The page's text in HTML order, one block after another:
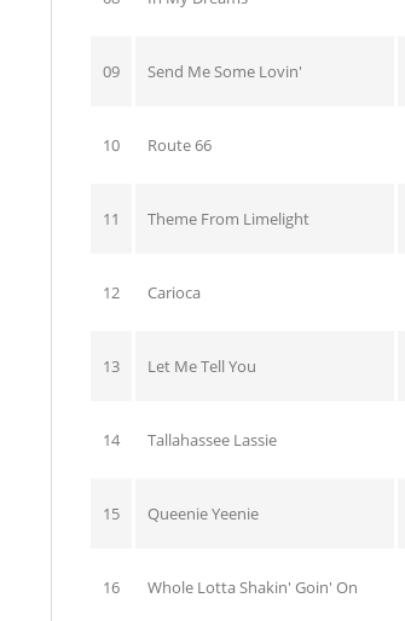
09 Send Me Some Lovin'
10 Route 66
11 Theme From Limelight
12 Carioca
13 Let Me Tell You
14 Tallahassee Lassie
15 Queenie Yeenie
16 Whole Lotta Shakin' Goin' On